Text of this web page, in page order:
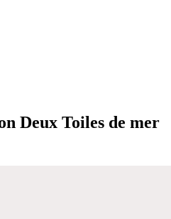
Deux Toiles de mer